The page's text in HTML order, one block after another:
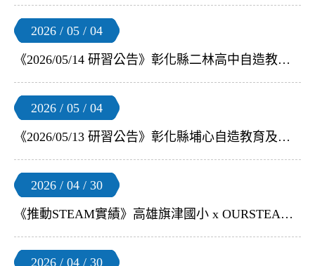
2026 / 05 / 04
《2026/05/14 研習公告》彰化縣二林高中自造教育及科技中心 x OURSTEAM | 【 Mini 小飛球組裝及飛控體驗】教師研習
2026 / 05 / 04
《2026/05/13 研習公告》彰化縣埔心自造教育及科技中心 x OURSTEAM | 【無人機足球】教師研習
2026 / 04 / 30
《推動STEAM實績》高雄旗津國小 x OURSTEAM | 【智慧教室開幕記者會】
2026 / 04 / 30